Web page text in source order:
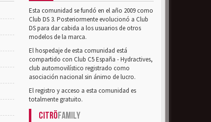
Esta comunidad se fundó en el año 2009 como
Club DS 3. Posteriormente evolucionó a Club
DS para dar cabida a los usuarios de otros
modelos de la marca.
El hospedaje de esta comunidad está
compartido con Club C5 España - Hydractives,
club automovilístico registrado como
asociación nacional sin ánimo de lucro.
El registro y acceso a esta comunidad es
totalmente gratuito.
CitröFamily